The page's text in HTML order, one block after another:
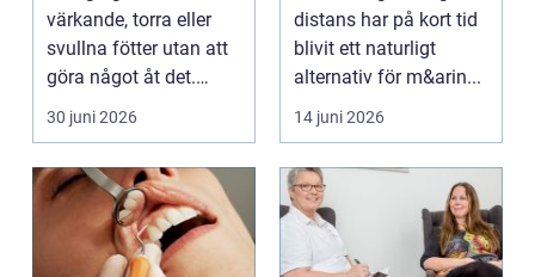
värkande, torra eller
svullna fötter utan att
göra något åt det.
Fötterna bär hel...
30 juni 2026
distans har på kort tid
blivit ett naturligt
alternativ för m&arin...
14 juni 2026